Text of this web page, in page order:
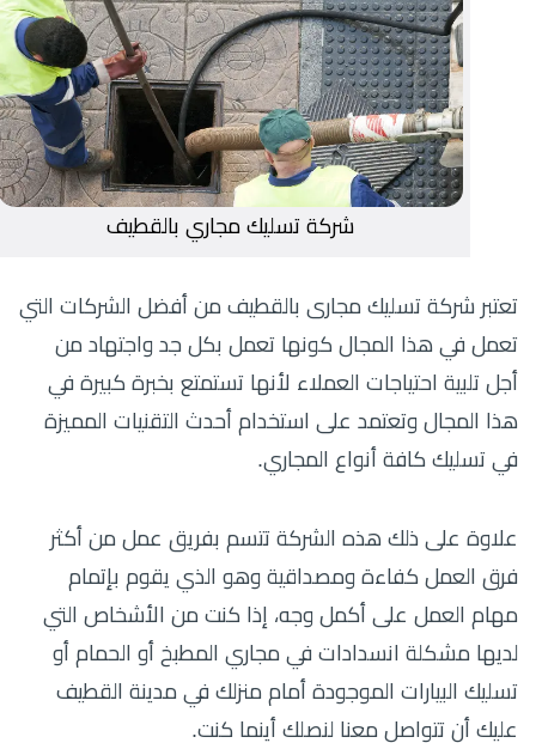
شركة تسليك مجاري بالقطيف
تعتبر شركة تسليك مجارى بالقطيف من أفضل الشركات التي
تعمل في هذا المجال كونها تعمل بكل جد واجتهاد من
أجل تلبية احتياجات العملاء لأنها تستمتع بخبرة كبيرة في
هذا المجال وتعتمد على استخدام أحدث التقنيات المميزة
في تسليك كافة أنواع المجاري.
علاوة على ذلك هذه الشركة تتسم بفريق عمل من أكثر
فرق العمل كفاءة ومصداقية وهو الذي يقوم بإتمام
مهام العمل على أكمل وجه، إذا كنت من الأشخاص التي
لديها مشكلة انسدادات في مجاري المطبخ أو الحمام أو
تسليك البيارات الموجودة أمام منزلك في مدينة القطيف
عليك أن تتواصل معنا لنصلك أينما كنت.